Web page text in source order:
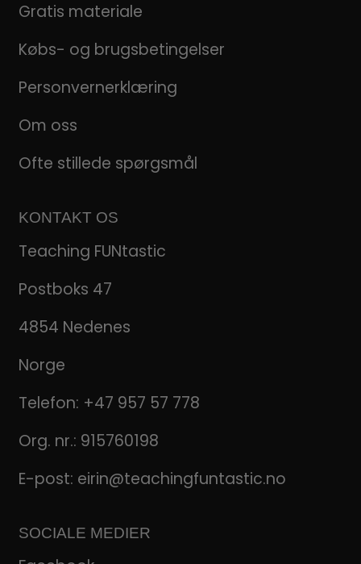
Gratis materiale
Købs- og brugsbetingelser
Personvernerklæring
Om oss
Ofte stillede spørgsmål
KONTAKT OS
Teaching FUNtastic
Postboks 47
4854 Nedenes
Norge
Telefon: +47 957 57 778
Org. nr.: 915760198
E-post: eirin@teachingfuntastic.no
SOCIALE MEDIER